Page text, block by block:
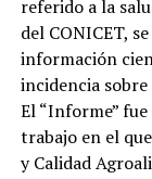
referido a la
del CONICET,
información
incidencia sobre
El “Informe”
trabajo en el
y Calidad